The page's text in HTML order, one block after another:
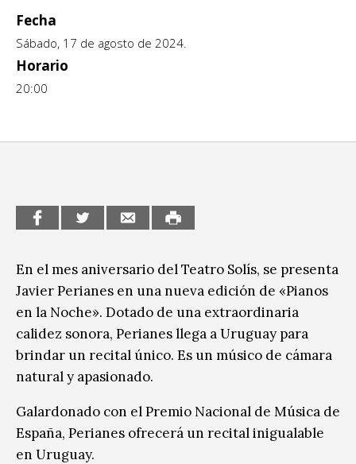
CCE en el interior/libros
Espacio itinerante de lectura infantil
Exposiciones
Formación
Género y Diversidad
Música
Sin categoría
Fecha
Sábado, 17 de agosto de 2024.
Horario
20:00
En el mes aniversario del Teatro Solís, se presenta
Javier Perianes en una nueva edición de «Pianos
en la Noche». Dotado de una extraordinaria
calidez sonora, Perianes llega a Uruguay para
brindar un recital único. Es un músico de cámara
natural y apasionado.
Galardonado con el Premio Nacional de Música de
España, Perianes ofrecerá un recital inigualable
en Uruguay.